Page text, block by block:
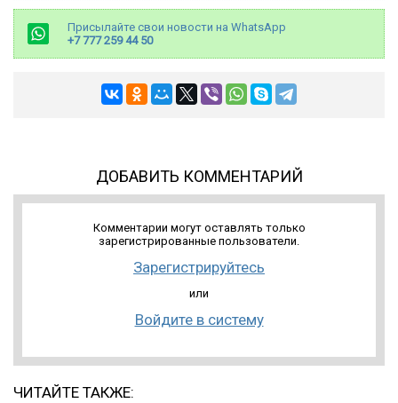
Присылайте свои новости на WhatsApp
+7 777 259 44 50
ДОБАВИТЬ КОММЕНТАРИЙ
Комментарии могут оставлять только
зарегистрированные пользователи.
Зарегистрируйтесь
или
Войдите в систему
ЧИТАЙТЕ ТАКЖЕ: